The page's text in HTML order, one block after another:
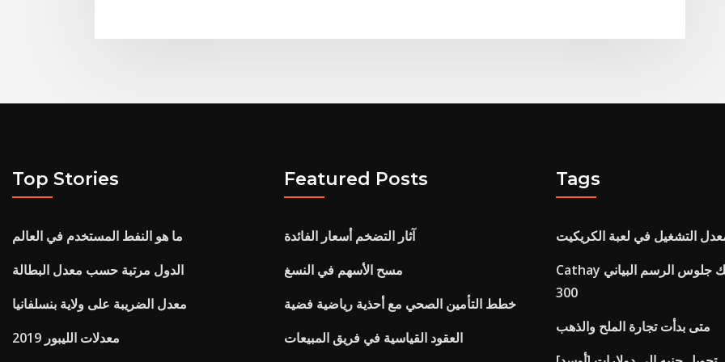
Top Stories
ما هو النفط المستخدم في العالم
الدول مرتبة حسب معدل البطالة
معدل الضريبة على ولاية بنسلفانيا
2019 معدلات الليبور
Featured Posts
آثار التضخم أسعار الفائدة
مسح الأسهم في النسغ
خطط التأمين الصحي مع أحذية رياضية فضية
العقود القياسية في فريق المبيعات
Tags
التشغيل في لعبة الكريكيت
Cathay باسيفيك جلوس الرسم البياني a330 -
300
متى بدأت تجارة الملح والذهب